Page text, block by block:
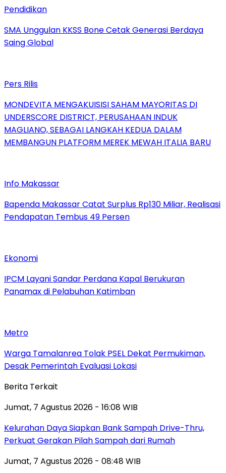
Pendidikan
SMA Unggulan KKSS Bone Cetak Generasi Berdaya
Saing Global
Pers Rilis
MONDEVITA MENGAKUISISI SAHAM MAYORITAS DI
UNDERSCORE DISTRICT, PERUSAHAAN INDUK
MAGLIANO, SEBAGAI LANGKAH KEDUA DALAM
MEMBANGUN PLATFORM MEREK MEWAH ITALIA BARU
Info Makassar
Bapenda Makassar Catat Surplus Rp130 Miliar, Realisasi
Pendapatan Tembus 49 Persen
Ekonomi
IPCM Layani Sandar Perdana Kapal Berukuran
Panamax di Pelabuhan Katimban
Metro
Warga Tamalanrea Tolak PSEL Dekat Permukiman,
Desak Pemerintah Evaluasi Lokasi
Berita Terkait
Jumat, 7 Agustus 2026 - 16:08 WIB
Kelurahan Daya Siapkan Bank Sampah Drive-Thru,
Perkuat Gerakan Pilah Sampah dari Rumah
Jumat, 7 Agustus 2026 - 08:48 WIB